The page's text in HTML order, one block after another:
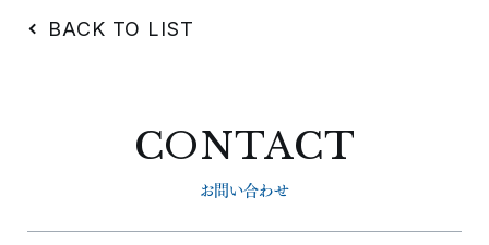
BACK TO LIST
CONTACT
お問い合わせ